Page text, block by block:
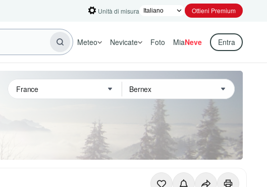
Unità di misura Ottieni Premium
Meteo Nevicate Foto MiaNeve Entra